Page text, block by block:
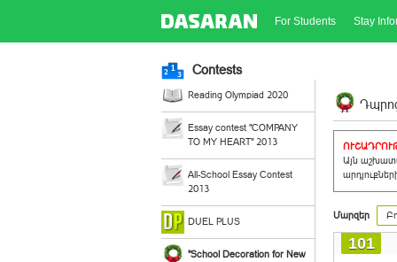
For Students Stay
Contests
Reading Olympiad 2020
Essay contest "COMPANY
TO MY HEART" 2013
All-School Essay Contest
2013
DUEL PLUS
"School Decoration for New
Այն
Մարզեր
101